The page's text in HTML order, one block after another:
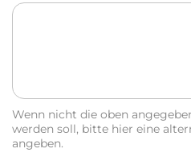
Wenn nicht die oben
werden soll, bitte hier eine
angeben.